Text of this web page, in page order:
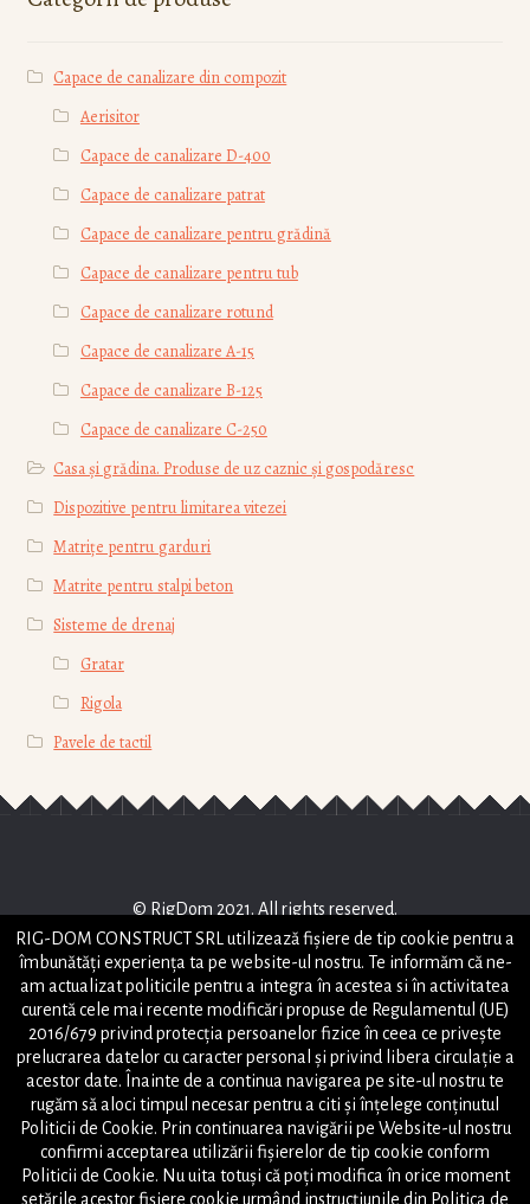
Capace de canalizare din compozit
Aerisitor
Capace de canalizare D-400
Capace de canalizare patrat
Capace de canalizare pentru grădină
Capace de canalizare pentru tub
Capace de canalizare rotund
Capace de canalizare А-15
Capace de canalizare В-125
Capace de canalizare С-250
Casa și grădina. Produse de uz caznic și gospodăresc
Dispozitive pentru limitarea vitezei
Matrițe pentru garduri
Matrite pentru stalpi beton
Sisteme de drenaj
Gratar
Rigola
Pavele de tactil
© RigDom 2021. All rights reserved.
RIG-DOM CONSTRUCT SRL
STRADA HORIA , NR 2, PIATRA NEAMT, JUD NEAMT
office@rigdom.ro
Powered by
Tel: +40(746)-063-151
Tel: +40(748)-038-797
Harta site
RIG-DOM CONSTRUCT SRL utilizează fişiere de tip cookie pentru a
îmbunătăți experiența ta pe website-ul nostru. Te informăm că ne-
am actualizat politicile pentru a integra în acestea si în activitatea
curentă cele mai recente modificări propuse de Regulamentul (UE)
2016/679 privind protecția persoanelor fizice în ceea ce privește
prelucrarea datelor cu caracter personal și privind libera circulație a
acestor date. Înainte de a continua navigarea pe site-ul nostru te
rugăm să aloci timpul necesar pentru a citi și înțelege conținutul
Politicii de Cookie. Prin continuarea navigării pe Website-ul nostru
confirmi acceptarea utilizării fişierelor de tip cookie conform
Politicii de Cookie. Nu uita totuși că poți modifica în orice moment
setările acestor fişiere cookie urmând instrucțiunile din Politica de